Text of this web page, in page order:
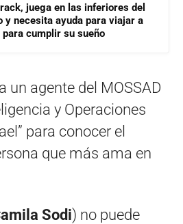
juega en las inferiores del
y necesita ayuda para viajar a
para cumplir su sueño
un agente del MOSSAD
y Operaciones
para conocer el
que más ama en
Sodi) no puede